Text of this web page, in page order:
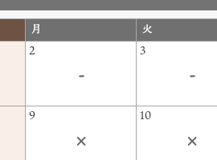
月 火
2
-
3
-
9
×
10
×